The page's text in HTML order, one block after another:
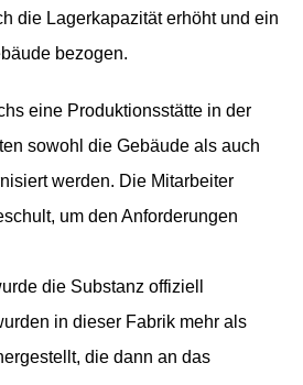
die Lagerkapazität erhöht und ein
bezogen.
eine Produktionsstätte in der
sowohl die Gebäude als auch
werden. Die Mitarbeiter
um den Anforderungen
die Substanz offiziell
in dieser Fabrik mehr als
die dann an das